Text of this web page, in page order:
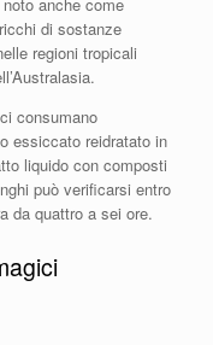
di sostanze
regioni tropicali
consumano
essiccato reidratato in
liquido con composti
può verificarsi entro
da quattro a sei ore.